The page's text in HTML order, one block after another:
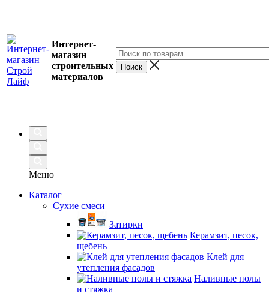
Интернет-
магазин
строительных
материалов
Меню
Каталог
Сухие смеси
Затирки
Керамзит, песок,
щебень
Клей для
утепления фасадов
Наливные полы
и стяжка